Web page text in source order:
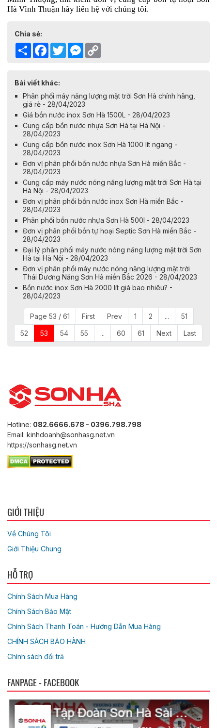
Hà Vĩnh Thuận hãy liên hệ với chúng tôi.
Chia sẻ:
Share Facebook
TwitterMessenger
Bài viết khác:
Phân phối máy năng lượng mặt trời Sơn Hà chính hãng,
giá rẻ - 28/04/2023
Giá bồn nước inox Sơn Hà 1500L - 28/04/2023
Cung cấp bồn nước nhựa Sơn Hà tại Hà Nội -
28/04/2023
Cung cấp bồn nước inox Sơn Hà 1000 lít ngang -
28/04/2023
Đơn vị phân phối bồn nước nhựa Sơn Hà miền Bắc -
28/04/2023
Cung cấp máy nước nóng năng lượng mặt trời Sơn Hà tại
Hà Nội - 28/04/2023
Đơn vị phân phối bồn nước inox Sơn Hà miền Bắc -
28/04/2023
Phân phối bồn nước nhựa Sơn Hà 500l - 28/04/2023
Đơn vị phân phối bồn tự hoại Septic Sơn Hà miền Bắc -
28/04/2023
Đại lý phân phối máy nước nóng năng lượng mặt trời Sơn
Hà tại Hà Nội - 28/04/2023
Đơn vị phân phối máy nước nóng năng lượng mặt trời
Thái Dương Năng Sơn Hà miền Bắc 2026 - 28/04/2023
Bồn nước inox Sơn Hà 2000 lít giá bao nhiêu? -
28/04/2023
Page 53 / 61 First Prev 1 2 ... 51
52 53 54 55 ... 60 61 Next Last
Hotline: 082.6666.678 - 0396.798.798
Email: kinhdoanh@sonhasg.net.vn
https://sonhasg.net.vn
GIỚI THIỆU
Về Chúng Tôi
Giới Thiệu Chung
HỖ TRỢ
Chính Sách Mua Hàng
Chính Sách Bảo Mật
Chính Sách Thanh Toán - Hướng Dẫn Mua Hàng
CHÍNH SÁCH BẢO HÀNH
Chính sách đổi trả
FANPAGE - FACEBOOK